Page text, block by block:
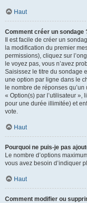
Haut
Comment créer un sondage
Il est facile de créer un
la modification du premier
permissions), cliquez sur
le voyez pas, vous n’avez
Saisissez le titre du sondage
une option par ligne dans le
le nombre de réponses
« Option(s) par l’utilisateur »,
pour une durée illimitée) et
vote.
Haut
Pourquoi ne puis-je pas
Le nombre d’options
vous avez besoin d’indiquer
Haut
Comment modifier ou